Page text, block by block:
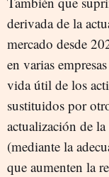
derivada de la
mercado desde
en varias
vida útil de los
sustituidos por
actualización de
(mediante la
que aumenten la